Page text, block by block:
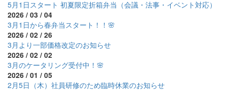
5月1日スタート 初夏限定折箱弁当（会議・法事・イベント対応）
2026 / 03 / 04
3月1日から春弁当スタート！！🌸
2026 / 02 / 26
3月より一部価格改定のお知らせ
2026 / 02 / 02
3月のケータリング受付中！🌸
2026 / 01 / 05
2月5日（木）社員研修のため臨時休業のお知らせ